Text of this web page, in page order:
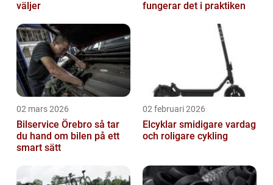
väljer
fungerar det i praktiken
02 mars 2026
Bilservice Örebro så tar
du hand om bilen på ett
smart sätt
02 februari 2026
Elcyklar smidigare vardag
och roligare cykling